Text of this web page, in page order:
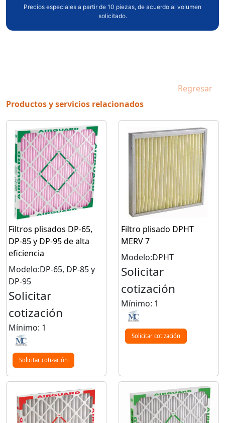
Precios especiales a partir de 10 piezas, de acuerdo al volumen
solicitado.
Regresar
Productos y servicios relacionados
Filtros plisados DP-65,
DP-85 y DP-95 de alta
eficiencia
Modelo:DP-65, DP-85 y
DP-95
Solicitar
cotización
Mínimo: 1
Solicitar cotización
Filtro plisado DPHT
MERV 7
Modelo:DPHT
Solicitar
cotización
Mínimo: 1
Solicitar cotización